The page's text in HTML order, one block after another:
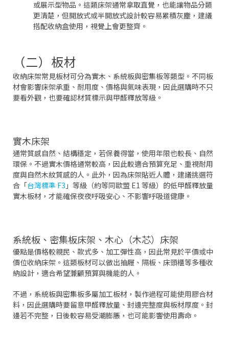
或展示型物品。這類床架通常拿取直覺，也能讓物品分類
更清楚，但開放式或半開放式設計較容易累積灰塵，建議
搭配收納盒使用，視覺上會更整齊。
（二）板材
收納床架常見板材可分為實木、系統板與密集板等類型。不同板
材會影響床架承重、耐用度、價格與氣味表現，因此選購時不只
要看外觀，也要確認材質標示與甲醛釋放等級。
實木床架
通常質感自然、結構穩定，若保養得當，使用年限也較長、自然
環保。不過實木價格通常較高，因此較適合預算充足、重視耐用
度與自然木紋質感的人。此外，因為床架貼近人體，建議挑選符
合「台灣標準 F3 」等級（約等同歐盟 E1 等級）的低甲醛釋放量
實木板材，才能確保夜夜呼吸安心、不影響呼吸道健康。
系統板、密集板床架、木心（木芯）床架
優點是價格較親民、款式多、加工彈性高，因此常見於平價或中
價位收納床架。這類板材可以做出抽屜、隔板、床頭櫃等多種收
納設計，適合希望兼顧預算與機能的人。
不過，系統板與密集板多屬加工板材，製作過程可能使用膠合材
料，因此選購時要留意甲醛釋放量、封邊完整度與板材厚度。封
邊若不完整，日後較容易受潮膨脹，也可能影響使用壽命。